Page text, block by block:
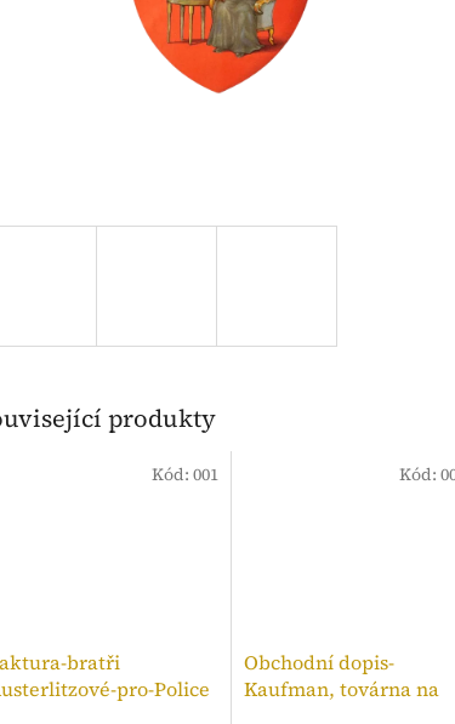
produkty
bratři
pro-Police
Kód: 001
Obchodní dopis-
Kaufman, továrna na
Kód: